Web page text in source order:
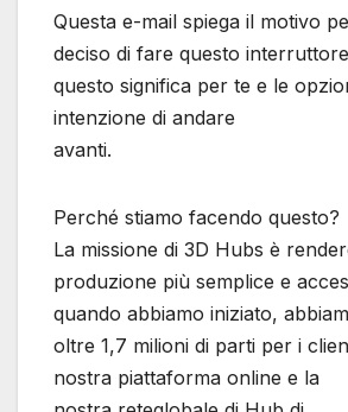
Questa e-mail spiega il motivo
deciso di fare questo
questo significa per te e le
intenzione di andare
avanti.
Perché stiamo facendo questo?
La missione di 3D Hubs è
produzione più semplice e
quando abbiamo iniziato,
oltre 1,7 milioni di parti per i
nostra piattaforma online e la